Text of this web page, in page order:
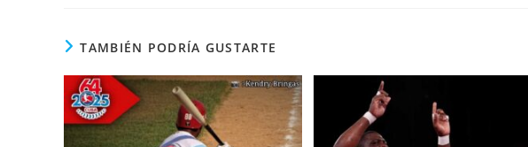
TAMBIÉN PODRÍA GUSTARTE